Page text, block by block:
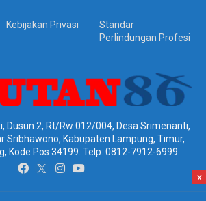
Kebijakan Privasi
Standar
Perlindungan Profesi
Dusun 2, Rt/Rw 012/004, Desa Srimenanti,
Sribhawono, Kabupaten Lampung, Timur,
Kode Pos 34199. Telp: 0812-7912-6999
x